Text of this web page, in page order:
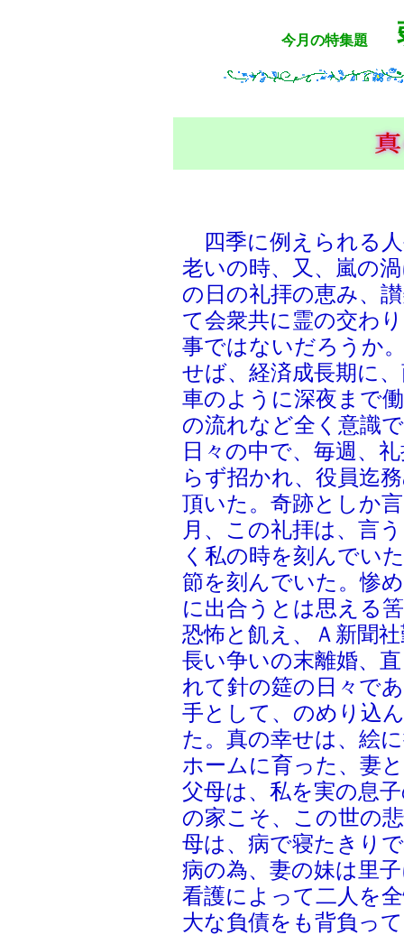
今月の特集題
四季に例えられる
老いの時、又、嵐の
の日の礼拝の恵み、
て会衆共に霊の交わ
事ではないだろうか
せば、経済成長期に
車のように深夜まで
の流れなど全く意識
日々の中で、毎週、
らず招かれ、役員迄
頂いた。奇跡としか
月、この礼拝は、言
く私の時を刻んでい
節を刻んでいた。惨
に出合うとは思える
恐怖と飢え、Ａ新聞
長い争いの末離婚、
れて針の筵の日々で
手として、のめり込
た。真の幸せは、絵
ホームに育った、妻
父母は、私を実の息
の家こそ、この世の
母は、病で寝たきり
病の為、妻の妹は里
看護によって二人を
大な負債をも背負っ